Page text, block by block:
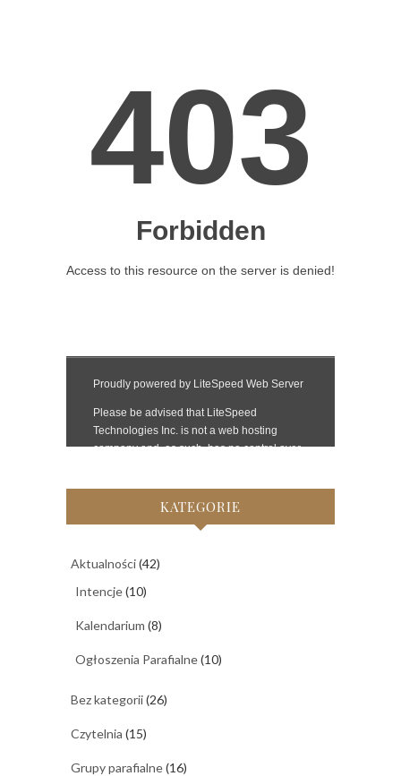
KATEGORIE
Aktualności(42)
Intencje(10)
Kalendarium (8)
Ogłoszenia Parafialne(10)
Bez kategorii(26)
Czytelnia (15)
Grupy parafialne(16)